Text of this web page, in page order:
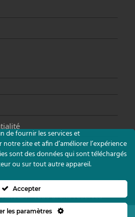
- Tous droits réservés -
Agence Nova Fontainebleau
de fournir les services et
site et afin d’améliorer l’expérience
sont des données qui sont téléchargés
ou sur tout autre appareil.
Accepter
les paramètres